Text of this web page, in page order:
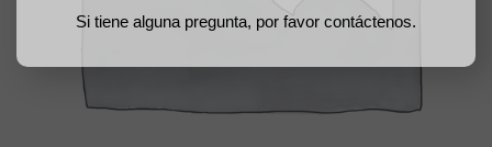
Si tiene alguna pregunta, por favor contáctenos.